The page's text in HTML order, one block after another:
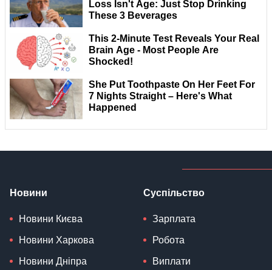
Новини
Новини Києва
Новини Харкова
Новини Дніпра
Суспільство
Зарплата
Робота
Виплати